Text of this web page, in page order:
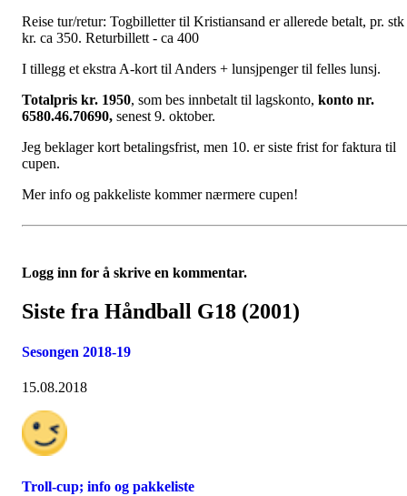
Reise tur/retur: Togbilletter til Kristiansand er allerede betalt, pr. stk
kr. ca 350. Returbillett - ca 400
I tillegg et ekstra A-kort til Anders + lunsjpenger til felles lunsj.
Totalpris kr. 1950, som bes innbetalt til lagskonto, konto nr.
6580.46.70690, senest 9. oktober.
Jeg beklager kort betalingsfrist, men 10. er siste frist for faktura til
cupen.
Mer info og pakkeliste kommer nærmere cupen!
Logg inn for å skrive en kommentar.
Siste fra Håndball G18 (2001)
Sesongen 2018-19
15.08.2018
Troll-cup; info og pakkeliste